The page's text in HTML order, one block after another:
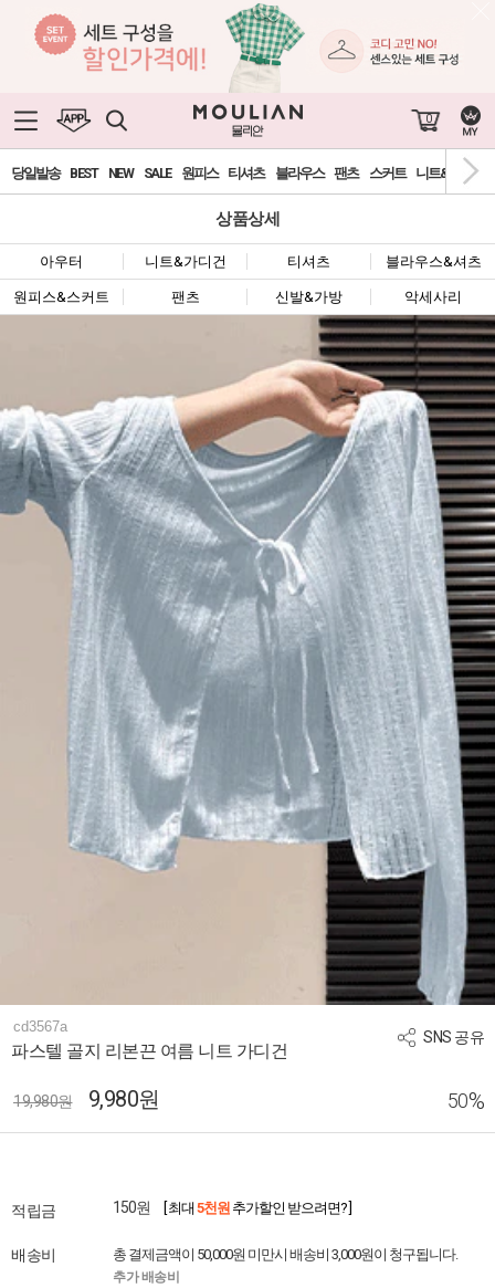
0
당일발송 BEST NEW SALE 원피스 티셔츠 블라우스 팬츠 스커트 니트&가디건
상품상세
아우터 니트&가디건 티셔츠 블라우스&셔츠
원피스&스커트 팬츠 신발&가방 악세사리
SNS 공유
cd3567a
파스텔 골지 리본끈 여름 니트 가디건
19,980원 9,980원 50%
적립금 150원 [ 최대 5천원 추가할인 받으려면? ]
배송비 총 결제금액이 50,000원 미만시 배송비 3,000원이 청구됩니다.
추가 배송비